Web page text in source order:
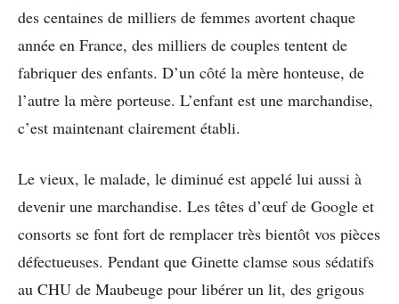
des centaines de milliers de femmes avortent chaque
année en France, des milliers de couples tentent de
fabriquer des enfants. D’un côté la mère honteuse, de
l’autre la mère porteuse. L’enfant est une marchandise,
c’est maintenant clairement établi.
Le vieux, le malade, le diminué est appelé lui aussi à
devenir une marchandise. Les têtes d’œuf de Google et
consorts se font fort de remplacer très bientôt vos pièces
défectueuses. Pendant que Ginette clamse sous sédatifs
au CHU de Maubeuge pour libérer un lit, des grigous